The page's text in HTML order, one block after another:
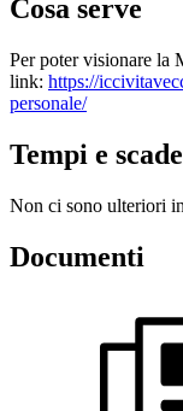
Cosa serve
Per poter visionare la
link: https://
personale/
Tempi e
Non ci sono ulteriori
Documenti